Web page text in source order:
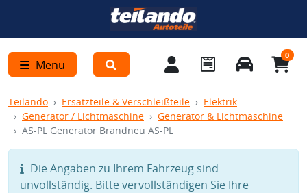
Menü
0
Teilando Ersatzteile & Verschleißteile
Elektrik
Generator / Lichtmaschine
Generator & Lichtmaschine
AS-PL Generator Brandneu AS-PL
Die Angaben zu Ihrem Fahrzeug sind
unvollständig. Bitte vervollständigen Sie Ihre